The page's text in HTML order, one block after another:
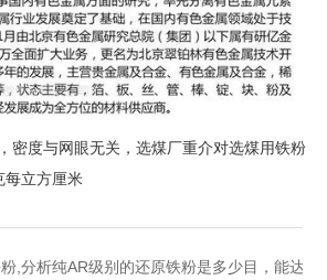
密度与网眼无关，选煤厂重介对选煤用铁粉
每立方厘米
,分析纯AR级别的还原铁粉是多少目，能达